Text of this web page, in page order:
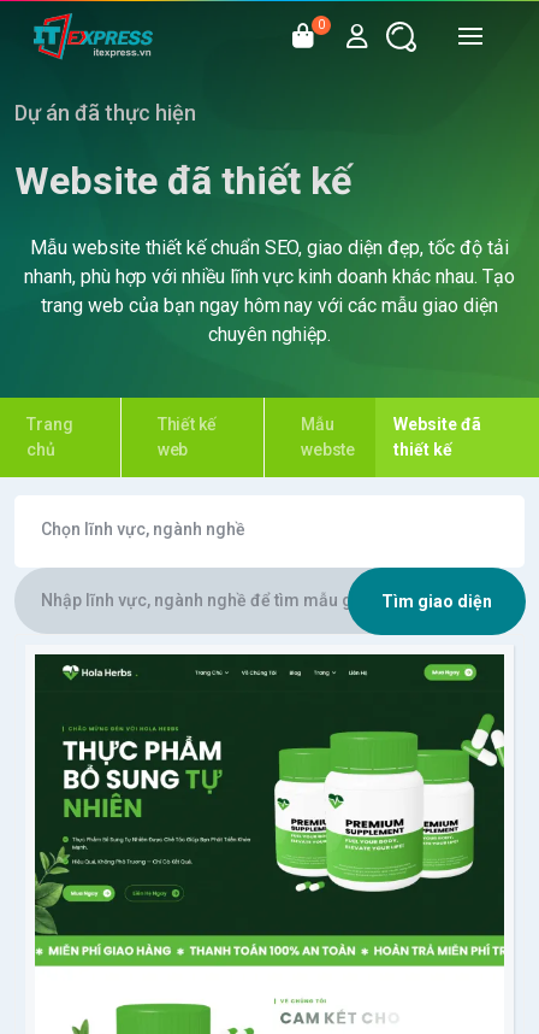
0
Dự án đã thực hiện
Website đã thiết kế
Mẫu website thiết kế chuẩn SEO, giao diện đẹp, tốc độ tải
nhanh, phù hợp với nhiều lĩnh vực kinh doanh khác nhau. Tạo
trang web của bạn ngay hôm nay với các mẫu giao diện
chuyên nghiệp.
Trang
chủ
Thiết kế
web
Mẫu
webste
Website đã
thiết kế
Chọn lĩnh vực, ngành nghề
Tìm giao diện